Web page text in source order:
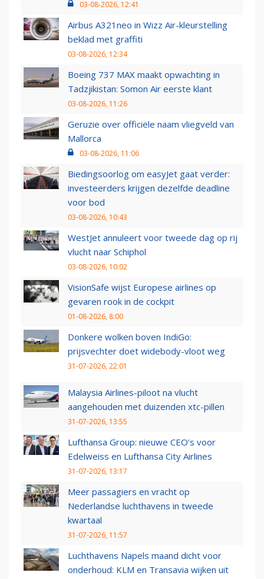
03-08-2026, 12:41
Airbus A321neo in Wizz Air-kleurstelling
beklad met graffiti
03-08-2026, 12:34
Boeing 737 MAX maakt opwachting in
Tadzjikistan: Somon Air eerste klant
03-08-2026, 11:26
Geruzie over officiële naam vliegveld van
Mallorca
03-08-2026, 11:06
Biedingsoorlog om easyJet gaat verder:
investeerders krijgen dezelfde deadline
voor bod
03-08-2026, 10:43
WestJet annuleert voor tweede dag op rij
vlucht naar Schiphol
03-08-2026, 10:02
VisionSafe wijst Europese airlines op
gevaren rook in de cockpit
01-08-2026, 8:00
Donkere wolken boven IndiGo:
prijsvechter doet widebody-vloot weg
31-07-2026, 22:01
Malaysia Airlines-piloot na vlucht
aangehouden met duizenden xtc-pillen
31-07-2026, 13:55
Lufthansa Group: nieuwe CEO’s voor
Edelweiss en Lufthansa City Airlines
31-07-2026, 13:17
Meer passagiers en vracht op
Nederlandse luchthavens in tweede
kwartaal
31-07-2026, 11:57
Luchthavens Napels maand dicht voor
onderhoud: KLM en Transavia wijken uit